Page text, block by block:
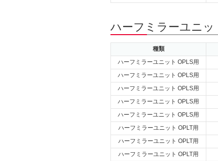
ハーフミラーユニ
種類
ハーフミラーユニット OPLS用
ハーフミラーユニット OPLS用
ハーフミラーユニット OPLS用
ハーフミラーユニット OPLS用
ハーフミラーユニット OPLS用
ハーフミラーユニット OPLT用
ハーフミラーユニット OPLT用
ハーフミラーユニット OPLT用